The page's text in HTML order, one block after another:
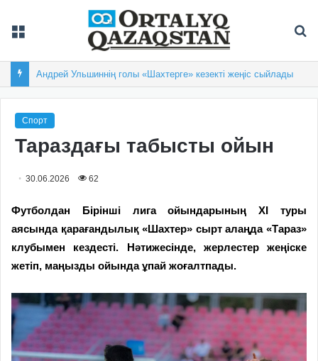
Андрей Ульшиннің голы «Шахтерге» кезекті жеңіс сыйлады
Спорт
Тараздағы табысты ойын
30.06.2026 62
Футболдан Бірінші лига ойындарының ХІ туры
аясында қарағандылық «Шахтер» сырт алаңда «Тараз»
клубымен кездесті. Нәтижесінде, жерлестер жеңіске
жетіп, маңызды ойында ұпай жоғалтпады.